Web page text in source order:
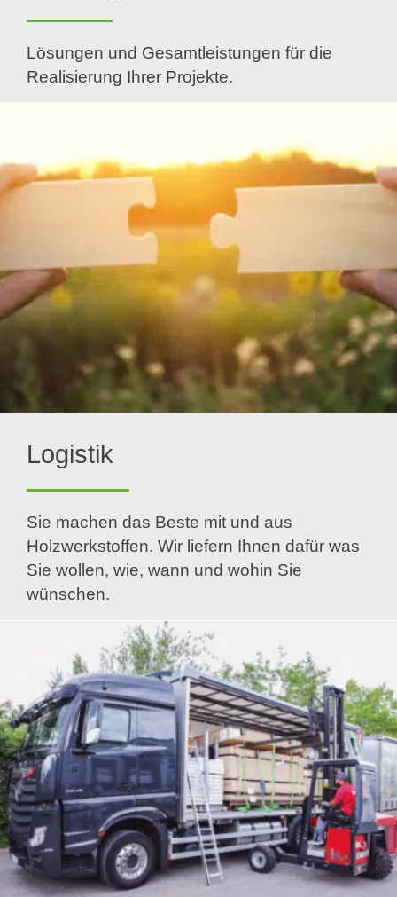
Lösungen und Gesamtleistungen für die
Realisierung Ihrer Projekte.
Logistik
Sie machen das Beste mit und aus
Holzwerkstoffen. Wir liefern Ihnen dafür was
Sie wollen, wie, wann und wohin Sie
wünschen.